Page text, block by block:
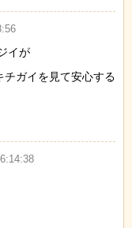
イが
チガイを見て安心する